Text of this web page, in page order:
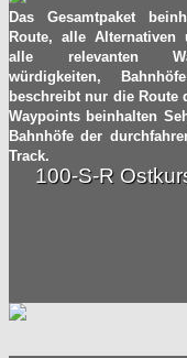
Das Gesamtpaket
Route, alle Alternativen
alle relevanten
würdigkeiten,
beschreibt nur die Route
Waypoints beinhalten
Bahnhöfe der
Track.
100-S-R